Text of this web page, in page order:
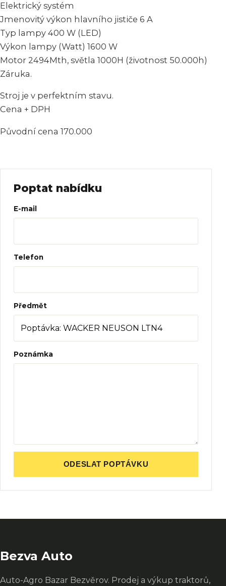
Elektrický systém
Jmenovitý výkon hlavního jističe 6 A
Typ lampy 400 W (LED)
Výkon lampy (Watt) 1600 W
Motor 2494Mth, světla 1000H (životnost 50.000h)
Záruka.
Stroj je v perfektním stavu.
Cena + DPH
Původní cena 170.000
Poptat nabídku
Web
E-mail
Telefon
Předmět
Poznámka
ODESLAT POPTÁVKU
Bezva Auto
Auto-Agro Bazar Bezvěrov. Prodej a výkup traktorů,